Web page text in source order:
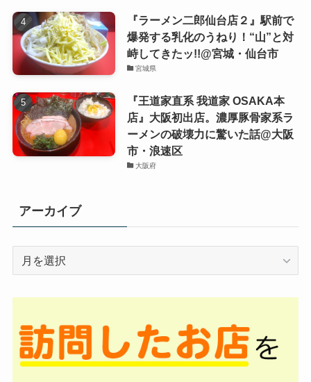
『ラーメン二郎仙台店２』駅前で
爆発する乳化のうねり！“山”と対
峙してきたッ!!@宮城・仙台市
宮城県
『王道家直系 我道家 OSAKA本
店』大阪初出店。濃厚豚骨家系ラ
ーメンの破壊力に驚いた話@大阪
市・浪速区
大阪府
アーカイブ
ブ